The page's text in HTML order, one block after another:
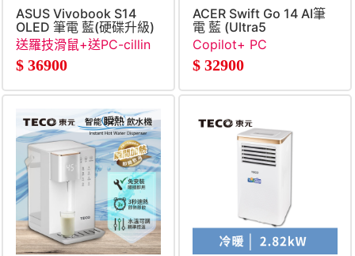
ASUS Vivobook S14
OLED 筆電 藍(硬碟升級)
(Ultra5
226V&#47;16G&#47;1TB
SSD&#47;WIN11)
送羅技滑鼠+送PC-cillin
三年一機+送優思17吋電
$ 36900
ACER Swift Go 14 AI筆
電 藍 (Ultra5
226V&#47;16G&#47;512G
SSD&#47;W11)
Copilot+ PC
$ 32900